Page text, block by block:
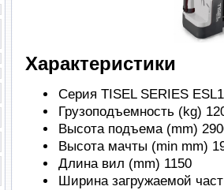
Характеристики
Серия TISEL SERIES
Грузоподъемность (kg)
Высота подъема (mm)
Высота мачты (min mm)
Длина вил (mm) 1150
Ширина загружаемой